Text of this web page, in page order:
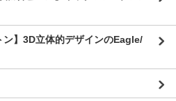
】3D立体的デザインのEagle/